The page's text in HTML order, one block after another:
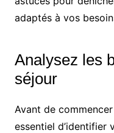
adaptés à vos
Analysez les
séjour
Avant de
essentiel d’identifier